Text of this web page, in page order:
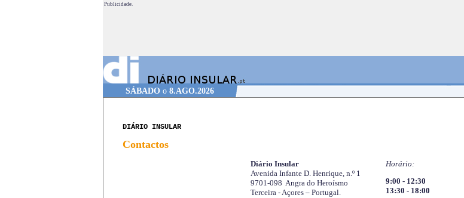
Publicidade.
SÁBADO o 8.AGO.2026
DIÁRIO INSULAR
Contactos
Diário Insular
Avenida Infante D. Henrique, n.º 1
9701-098 Angra do Heroísmo
Terceira - Açores – Portugal.
Horário:
9:00 - 12:30
13:30 - 18:00